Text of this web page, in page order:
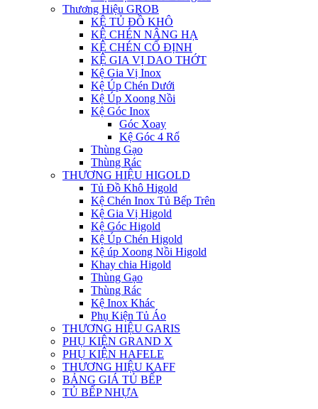
Thương Hiệu GROB
KỆ TỦ ĐỒ KHÔ
KỆ CHÉN NÂNG HẠ
KỆ CHÉN CỐ ĐỊNH
KỆ GIA VỊ DAO THỚT
Kệ Gia Vị Inox
Kệ Úp Chén Dưới
Kệ Úp Xoong Nồi
Kệ Góc Inox
Góc Xoay
Kệ Góc 4 Rổ
Thùng Gạo
Thùng Rác
THƯƠNG HIỆU HIGOLD
Tủ Đồ Khô Higold
Kệ Chén Inox Tủ Bếp Trên
Kệ Gia Vị Higold
Kệ Góc Higold
Kệ Úp Chén Higold
Kệ úp Xoong Nồi Higold
Khay chia Higold
Thùng Gạo
Thùng Rác
Kệ Inox Khác
Phụ Kiện Tủ Áo
THƯƠNG HIỆU GARIS
PHỤ KIỆN GRAND X
PHỤ KIỆN HAFELE
THƯƠNG HIỆU KAFF
BẢNG GIÁ TỦ BẾP
TỦ BẾP NHỰA